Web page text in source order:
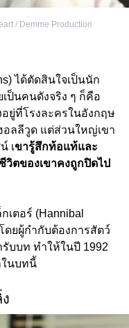
/ Demme Production
ได้ตัดสินใจเป็นนัก
เป็นคนดังจริง ๆ ก็คือ
อยู่ที่โรงละครในอังกฤษ
อลลีวูด แต่ส่วนใหญ่เขา
เขารู้สึกท้อแท้และ
ตของเขาคงถูกปิดไป
ตอร์ (Hannibal
ดยผู้กำกับต้องการสัตว์
บบท ทำให้ในปี 1992
ในบทนี้